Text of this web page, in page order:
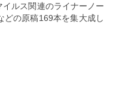
ルス関連のライナーノー
どの原稿169本を集大成し